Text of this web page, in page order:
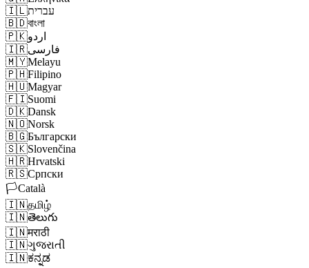
🇮🇱עברית
🇧🇩বাংলা
🇵🇰اردو
🇮🇷فارسی
🇲🇾Melayu
🇵🇭Filipino
🇭🇺Magyar
🇫🇮Suomi
🇩🇰Dansk
🇳🇴Norsk
🇧🇬Български
🇸🇰Slovenčina
🇭🇷Hrvatski
🇷🇸Српски
🏳️Català
🇮🇳தமிழ்
🇮🇳తెలుగు
🇮🇳मराठी
🇮🇳ગુજરાતી
🇮🇳ಕನ್ನಡ